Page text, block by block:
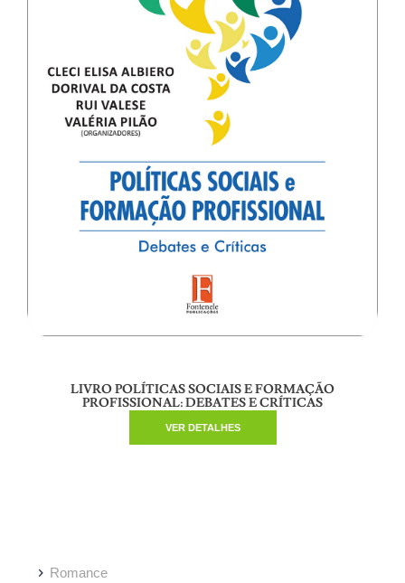
LIVRO POLÍTICAS SOCIAIS E FORMAÇÃO
PROFISSIONAL: DEBATES E CRÍTICAS
VER DETALHES
Romance